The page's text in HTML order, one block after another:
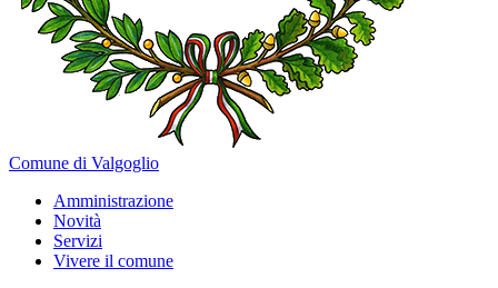
Comune di Valgoglio
Amministrazione
Novità
Servizi
Vivere il comune